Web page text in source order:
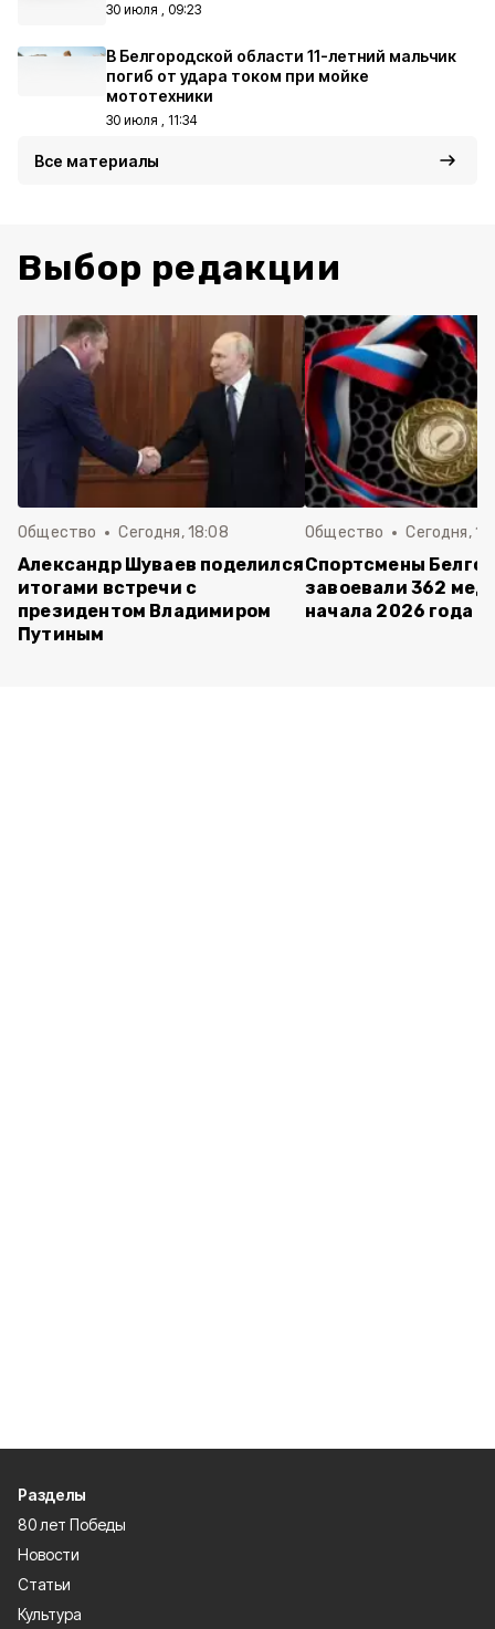
30 июля , 09:23
В Белгородской области 11-летний мальчик
погиб от удара током при мойке
мототехники
30 июля , 11:34
Все материалы
Выбор редакции
Общество Сегодня, 18:08
Александр Шуваев поделился
итогами встречи с
президентом Владимиром
Путиным
Общество Сегодня,
Спортсмены
завоевали 362
начала 2026 года
Разделы
80 лет Победы
Новости
Статьи
Культура